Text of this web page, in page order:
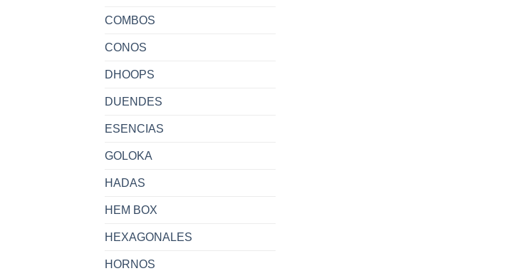
COMBOS
CONOS
DHOOPS
DUENDES
ESENCIAS
GOLOKA
HADAS
HEM BOX
HEXAGONALES
HORNOS